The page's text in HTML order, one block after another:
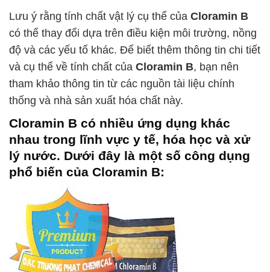
Lưu ý rằng tính chất vật lý cụ thể của Cloramin B
có thể thay đổi dựa trên điều kiện môi trường, nồng
độ và các yếu tố khác. Để biết thêm thông tin chi tiết
và cụ thể về tính chất của Cloramin B, bạn nên
tham khảo thông tin từ các nguồn tài liệu chính
thống và nhà sản xuất hóa chất này.
Cloramin B có nhiều ứng dụng khác
nhau trong lĩnh vực y tế, hóa học và xử
lý nước. Dưới đây là một số công dụng
phổ biến của Cloramin B: